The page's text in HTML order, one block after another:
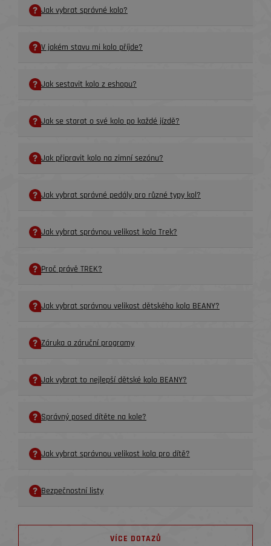
Jak vybrat správné kolo?
V jakém stavu mi kolo příjde?
Jak sestavit kolo z eshopu?
Jak se starat o své kolo po každé jízdě?
Jak připravit kolo na zimní sezónu?
Jak vybrat správné pedály pro různé typy kol?
Jak vybrat správnou velikost kola Trek?
Proč právě TREK?
Jak vybrat správnou velikost dětského kola BEANY?
Záruka a záruční programy
Jak vybrat to nejlepší dětské kolo BEANY?
Správný posed dítěte na kole?
Jak vybrat správnou velikost kola pro dítě?
Bezpečnostní listy
VÍCE DOTAZŮ